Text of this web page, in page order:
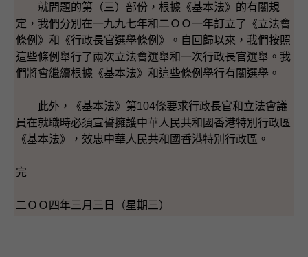
就問題的第（三）部份，根據《基本法》的有關規
定，我們分別在一九九七年和二ＯＯ一年訂立了《立法會
條例》和《行政長官選舉條例》。自回歸以來，我們按照
這些條例舉行了兩次立法會選舉和一次行政長官選舉。我
們將會繼續根據《基本法》和這些條例舉行有關選舉。
此外，《基本法》第104條要求行政長官和立法會議
員在就職時必須宣誓擁護中華人民共和國香港特別行政區
《基本法》，效忠中華人民共和國香港特別行政區。
完
二ＯＯ四年三月三日（星期三）